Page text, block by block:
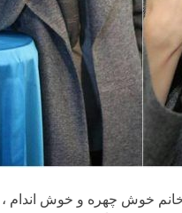
خوش چهره و خوش اندام ،